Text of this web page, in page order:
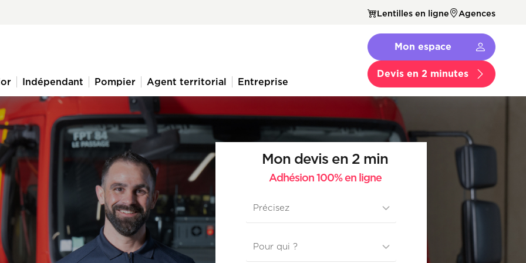
Lentilles en ligne Agences
Indépendant Pompier Agent territorial Entreprise
Navbar
Menu
Secondaire
Mon espace
Devis en 2 minutes
Mon devis en 2 min
Adhésion 100% en ligne
qui
?